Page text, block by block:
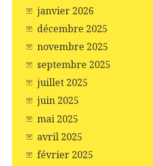
janvier 2026
décembre 2025
novembre 2025
septembre 2025
juillet 2025
juin 2025
mai 2025
avril 2025
février 2025